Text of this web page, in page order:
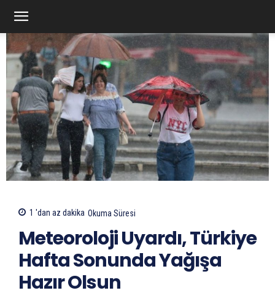
1 'dan az dakika Okuma Süresi
Meteoroloji Uyardı, Türkiye
Hafta Sonunda Yağışa
Hazır Olsun